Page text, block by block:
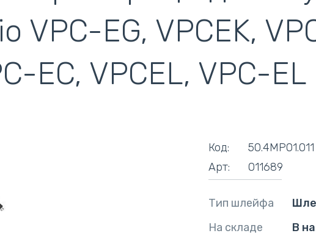
VPC-EG, VPCEK,
EC, VPCEL, VPC-EL
Код:
50.4MP01.011
Арт:
011689
Тип шлейфа
На складе
В
на